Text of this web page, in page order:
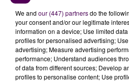
de 0,4% sur trois mois et de
la région a connu une baisse
We and our (447) partnersdo the
your consent and/or our legitimate
information on a device; Use limited
profiles for personalised advertising;
advertising; Measure advertising
performance; Understand audiences
of data from different sources; Develop
profiles to personalise content; Use